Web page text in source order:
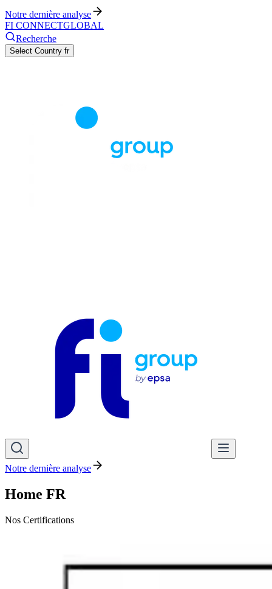
Notre dernière analyse
FI CONNECTGLOBAL
Recherche
Select Country fr
Notre dernière analyse
Home FR
Nos Certifications